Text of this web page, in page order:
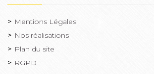
Mentions Légales
Nos réalisations
Plan du site
RGPD